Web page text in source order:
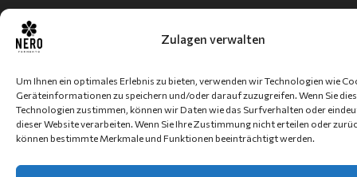
Zulagen verwalten
Um Ihnen ein optimales Erlebnis zu bieten, verwenden wir Technologien wie
Geräteinformationen zu speichern und/oder darauf zuzugreifen. Wenn Sie
Technologien zustimmen, können wir Daten wie das Surfverhalten oder
dieser Website verarbeiten. Wenn Sie Ihre Zustimmung nicht erteilen oder
können bestimmte Merkmale und Funktionen beeinträchtigt werden.